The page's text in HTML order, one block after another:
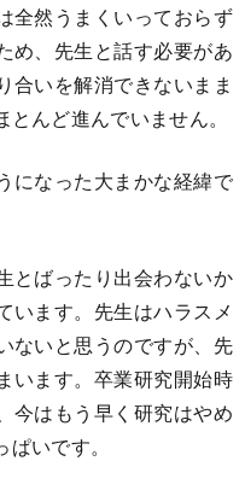
全然うまくいっておらず
め、先生と話す必要があ
合いを解消できないまま
んど進んでいません。
になった大まかな経緯で
とばったり出会わないか
います。先生はハラスメ
ないと思うのですが、先
います。卒業研究開始時
今はもう早く研究はやめ
いです。